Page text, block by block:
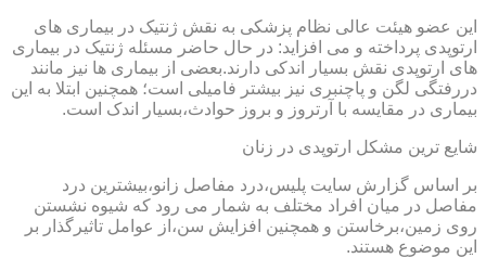
این عضو هیئت عالی نظام پزشکی به نقش ژنتیک در بیماری های
ارتوپدی پرداخته و می افزاید: در حال حاضر مسئله ژنتیک در بیماری
های ارتوپدی نقش بسیار اندکی دارند.بعضی از بیماری ها نیز مانند
دررفتگی لگن و پاچنبری نیز بیشتر فامیلی است؛ همچنین ابتلا به این
بیماری در مقایسه با آرتروز و بروز حوادث،بسیار اندک است.
شایع ترین مشکل ارتوپدی در زنان
بر اساس گزارش سایت پلیس،درد مفاصل زانو،بیشترین درد
مفاصل در میان افراد مختلف به شمار می رود که شیوه نشستن
روی زمین،برخاستن و همچنین افزایش سن،از عوامل تاثیرگذار بر
این موضوع هستند.